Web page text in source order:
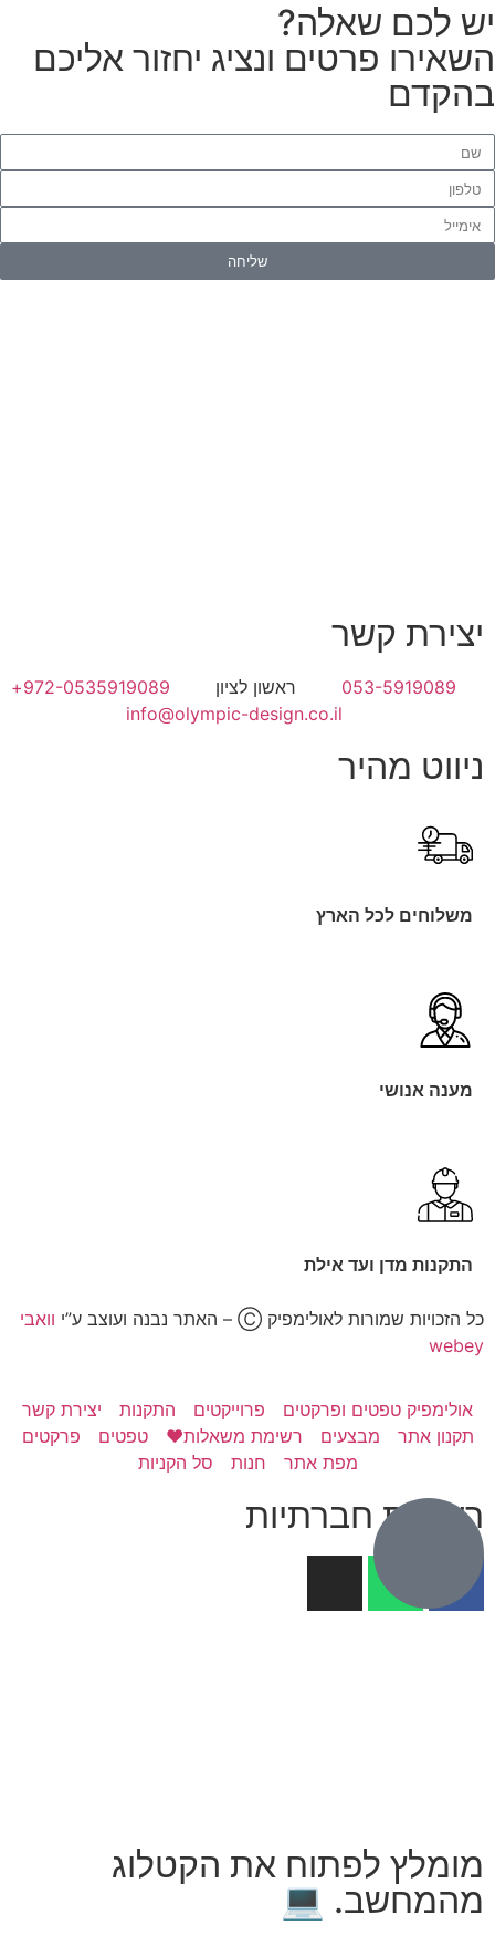
יש לכם שאלה?
השאירו פרטים ונציג יחזור אליכם
בהקדם
שליחה
רשתות חברתיות
ניווט מהיר
משלוחים לכל הארץ
מענה אנושי
התקנות מדן ועד אילת
כל הזכויות שמורות לאולימפיק Ⓒ – האתר נבנה ועוצב ע”י
וואבי
webey
אולימפיק טפטים ופרקטים פרוייקטים התקנות
יצירת קשר
תקנון אתר
מבצעים רשימת משאלות❤️ טפטים
פרקטים
מפת אתר
חנות סל הקניות
יצירת קשר
053-5919089 ראשון לציון
972-0535919089+
info@olympic-design.co.il
מומלץ לפתוח את הקטלוג
מהמחשב. 💻